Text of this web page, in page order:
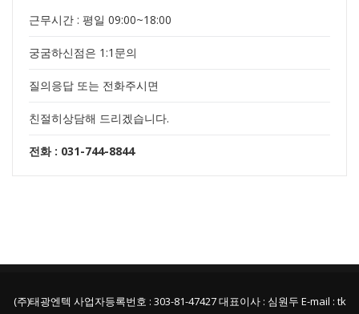
근무시간 : 평일 09:00~18:00
궁굼하신점은 1:1문의
질의응답 또는 전화주시면
친절히상담해 드리겠습니다.
전화 : 031-744-8844
(주)태광엔텍 사업자등록번호 : 303-81-47427 대표이사 : 심원두 E-mail : tk